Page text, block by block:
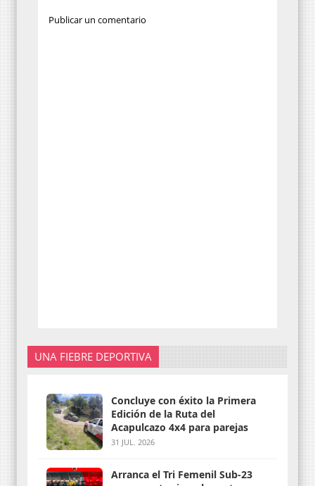
Publicar un comentario
UNA FIEBRE DEPORTIVA
Concluye con éxito la Primera
Edición de la Ruta del
Acapulcazo 4x4 para parejas
31 JUL. 2026
Arranca el Tri Femenil Sub-23